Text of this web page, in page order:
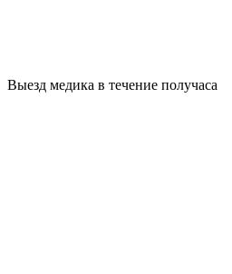
Выезд медика в течение получаса